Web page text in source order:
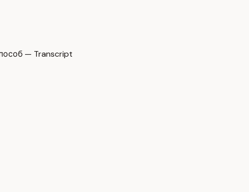
— Transcript